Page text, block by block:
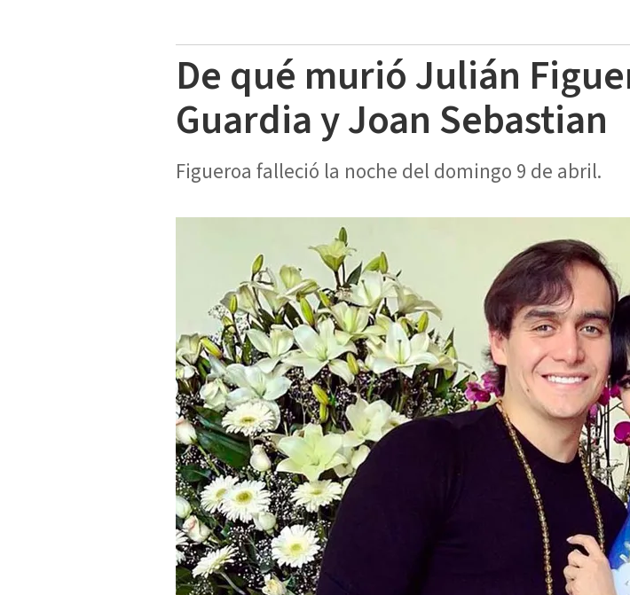
De qué murió Julián
Guardia y Joan Sebastian
Figueroa falleció la noche del domingo 9 de abril.